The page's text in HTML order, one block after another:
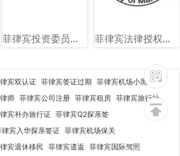
菲律宾投资委员会（BOI）图文讲解 菲律宾法律授权社会福利和发展部（DSWD）图文讲解
宾双认证 菲律宾签证过期 菲律宾机场小黑屋
师 菲律宾公司注册 菲律宾租房 菲律宾旅行社
宾补办旅行证 菲律宾Q2探亲签
律宾入华探亲签证 菲律宾机场保关
宾退休移民 菲律宾遣返
菲律宾国际驾照